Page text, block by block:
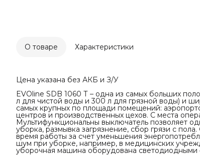
О товаре Характеристики
Цена указана без АКБ и З/У
EVOline SDB 1060 Т – одна из самых больших
л для чистой воды и 300 л для грязной воды) и
самых крупных по площади помещений:
центров и производственных цехов. С места
Мультифункциональны выключатель позволяет
уборка, размывка загрязнение, сбор грязи с
время работы за счет уменьшения
шум при уборке, например, в медицинских
уборочная машина оборудована светодиодными